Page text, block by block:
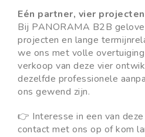
Eén partner, vier projecten
Bij PANORAMA B2B
projecten en lange
we ons met volle
verkoop van deze vier
dezelfde professionele
ons gewend zijn.
👉 Interesse in een van
contact met ons op of kom